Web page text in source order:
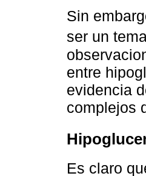
Sin
ser un
entre
evidencia
complejos
Es claro